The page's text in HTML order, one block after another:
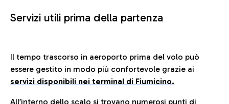
Servizi utili prima della partenza
Il tempo trascorso in aeroporto prima del volo può
essere gestito in modo più confortevole grazie ai
servizi disponibili nei terminal di Fiumicino.
All’interno dello scalo si trovano numerosi punti di